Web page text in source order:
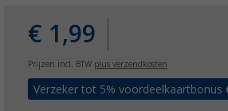
€ 1,99
Prijzen incl. BTW plus verzendkosten
Verzeker tot 5% voordeelkaartbonus